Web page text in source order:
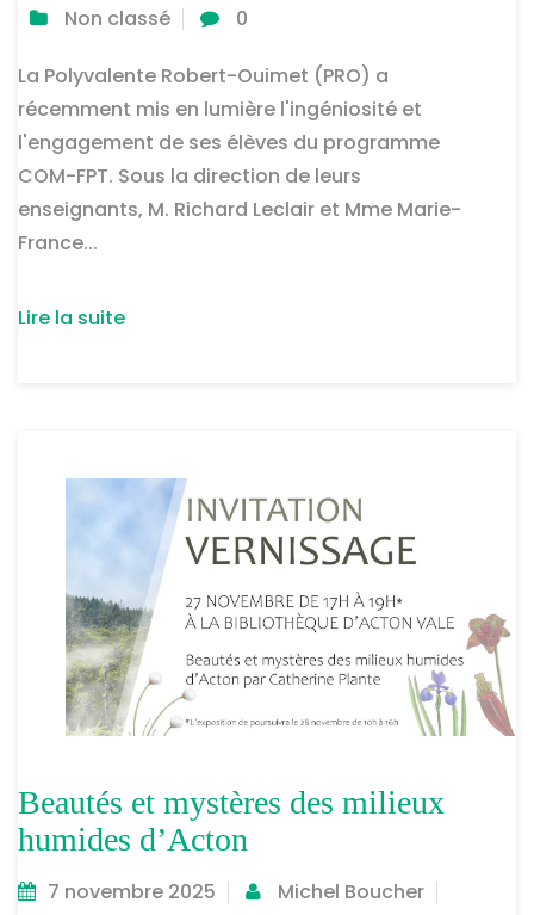
Non classé
0
La Polyvalente Robert-Ouimet (PRO) a
récemment mis en lumière l'ingéniosité et
l'engagement de ses élèves du programme
COM-FPT. Sous la direction de leurs
enseignants, M. Richard Leclair et Mme Marie-
France...
Lire la suite
Beautés et mystères des milieux
humides d’Acton
7 novembre 2025
Michel Boucher